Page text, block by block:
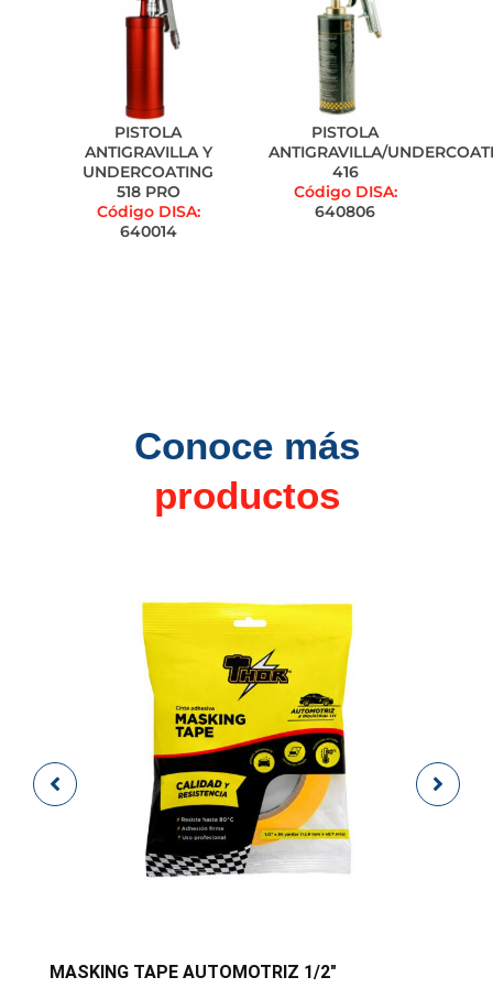
PISTOLA
ANTIGRAVILLA Y
UNDERCOATING
518 PRO
Código DISA:
640014
PISTOLA
ANTIGRAVILLA/
416
Código DISA:
640806
Conoce más
productos
MASKING TAPE AUTOMOTRIZ 1/2″